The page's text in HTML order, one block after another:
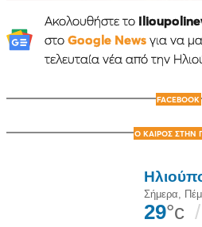
Ακολουθήστε το
στο Google Newsγια να
τελευταία νέα από την
FACEBOOK
Ο ΚΑΙΡΟΣ ΣΤΗΝ